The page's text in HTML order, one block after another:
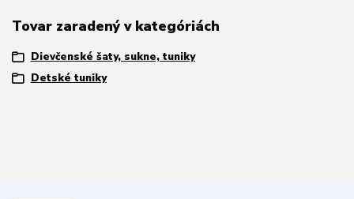
Tovar zaradený v kategóriách
Dievčenské šaty, sukne, tuniky
Detské tuniky